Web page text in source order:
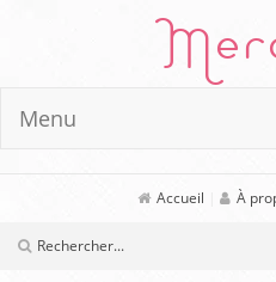
Menu
Accueil À